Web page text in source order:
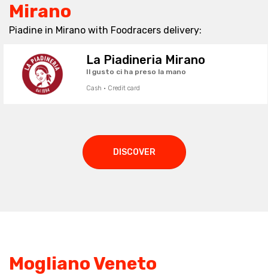
Mirano
Piadine in Mirano with Foodracers delivery:
La Piadineria Mirano
Il gusto ci ha preso la mano
Cash · Credit card
DISCOVER
Mogliano Veneto